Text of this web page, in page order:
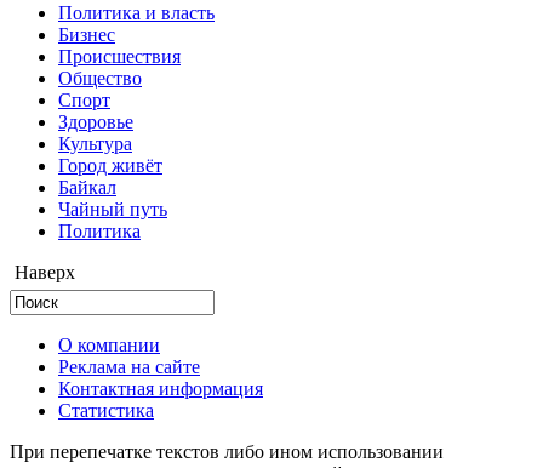
Политика и власть
Бизнес
Происшествия
Общество
Cпорт
Здоровье
Культура
Город живёт
Байкал
Чайный путь
Политика
Наверх
О компании
Реклама на сайте
Контактная информация
Статистика
При перепечатке текстов либо ином использовании